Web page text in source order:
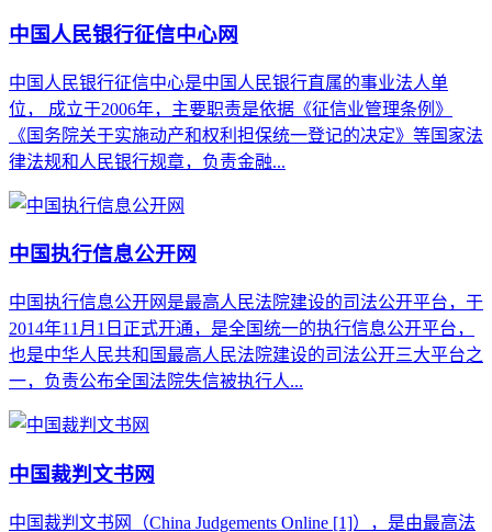
中国人民银行征信中心网
中国人民银行征信中心是中国人民银行直属的事业法人单
位， 成立于2006年，主要职责是依据《征信业管理条例》
《国务院关于实施动产和权利担保统一登记的决定》等国家法
律法规和人民银行规章，负责金融...
中国执行信息公开网
中国执行信息公开网是最高人民法院建设的司法公开平台，于
2014年11月1日正式开通，是全国统一的执行信息公开平台，
也是中华人民共和国最高人民法院建设的司法公开三大平台之
一，负责公布全国法院失信被执行人...
中国裁判文书网
中国裁判文书网（China Judgements Online [1]），是由最高法